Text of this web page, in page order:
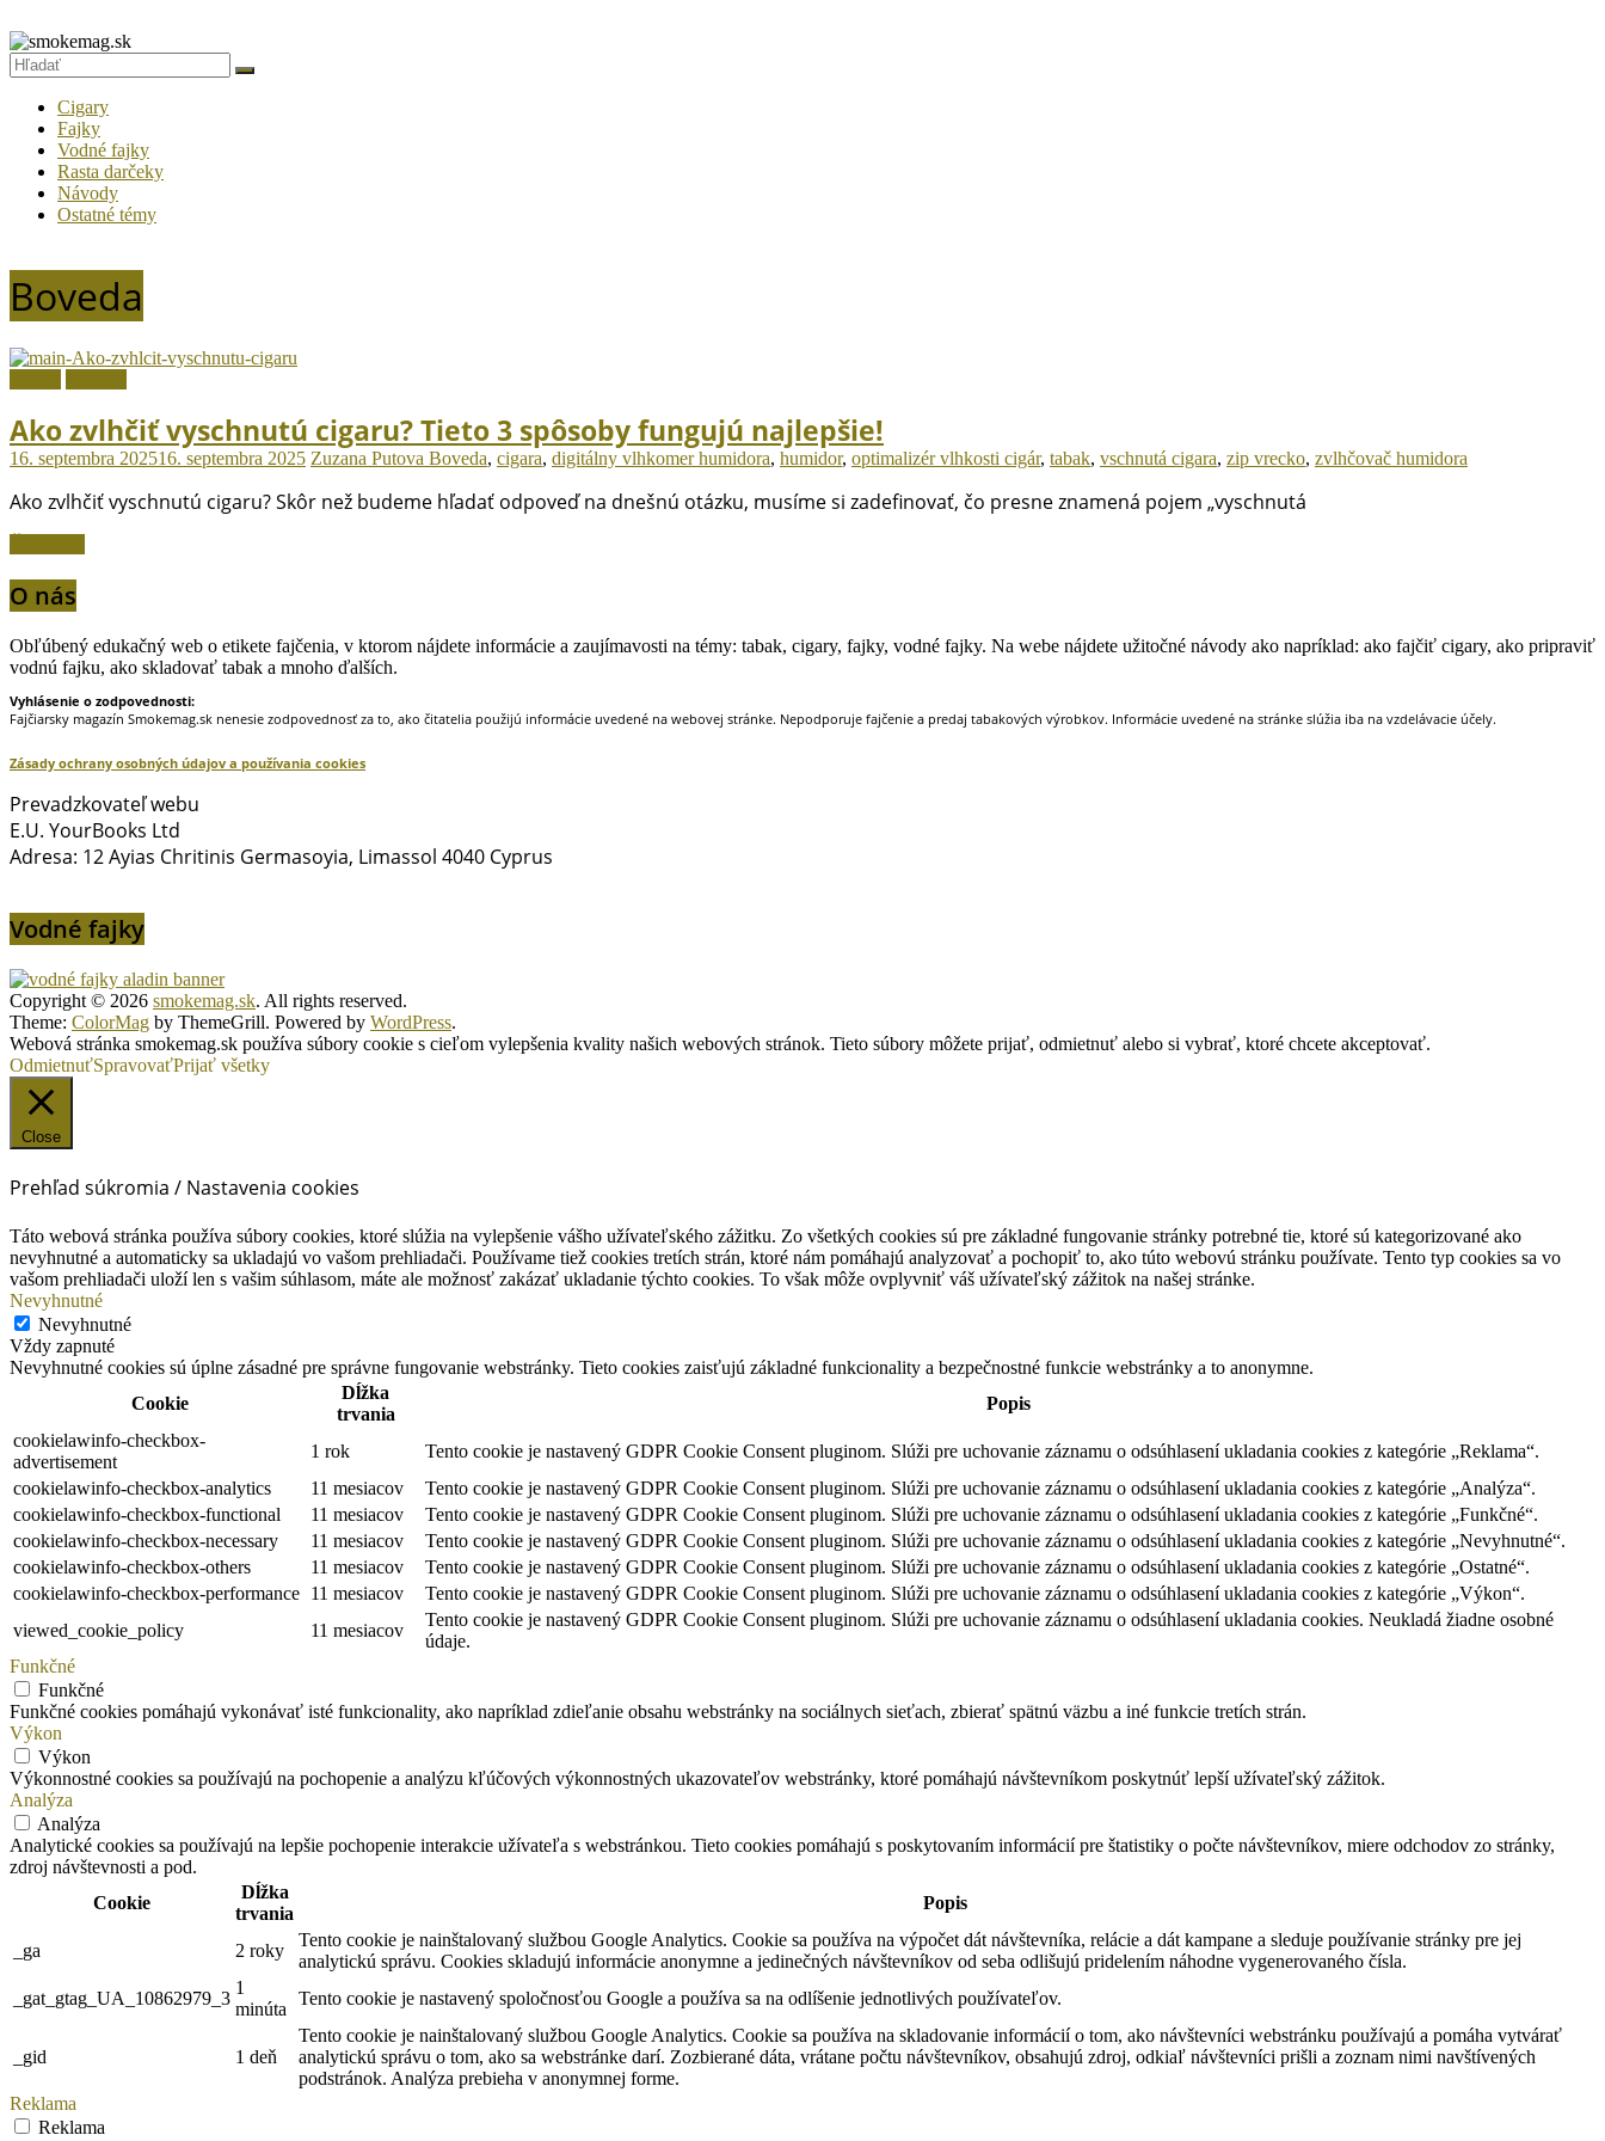
na
obsah
smokemag.sk
Fajčiarsky
magazín
pre
gurmánov
tabaku
Cigary
Fajky
Vodné fajky
Rasta darčeky
Návody
Ostatné témy
Boveda
Ako zvlhčiť vyschnutú cigaru? Tieto 3 spôsoby fungujú najlepšie!
16. septembra 202516. septembra 2025 Zuzana Putova Boveda, cigara, digitálny vlhkomer humidora, humidor, optimalizér vlhkosti cigár, tabak, vschnutá cigara, zip vrecko, zvlhčovač humidora
Ako zvlhčiť vyschnutú cigaru? Skôr než budeme hľadať odpoveď na dnešnú otázku, musíme si zadefinovať, čo presne znamená pojem „vyschnutá
O nás
Obľúbený edukačný web o etikete fajčenia, v ktorom nájdete informácie a zaujímavosti na témy: tabak, cigary, fajky, vodné fajky. Na webe nájdete užitočné návody ako napríklad: ako fajčiť cigary, ako pripraviť
vodnú fajku, ako skladovať tabak a mnoho ďalších.
Vyhlásenie o zodpovednosti:
Fajčiarsky magazín Smokemag.sk nenesie zodpovednosť za to, ako čitatelia použijú informácie uvedené na webovej stránke. Nepodporuje fajčenie a predaj tabakových výrobkov. Informácie uvedené na stránke slúžia iba na vzdelávacie účely.
Zásady ochrany osobných údajov a používania cookies
Prevadzkovateľ webu
E.U. YourBooks Ltd
Adresa: 12 Ayias Chritinis Germasoyia, Limassol 4040 Cyprus
Vodné fajky
Copyright © 2026 smokemag.sk. All rights reserved.
Theme: ColorMag by ThemeGrill. Powered by WordPress.
Webová stránka smokemag.sk používa súbory cookie s cieľom vylepšenia kvality našich webových stránok. Tieto súbory môžete prijať, odmietnuť alebo si vybrať, ktoré chcete akceptovať.
OdmietnuťSpravovaťPrijať všetky
Close
Prehľad súkromia / Nastavenia cookies
Táto webová stránka používa súbory cookies, ktoré slúžia na vylepšenie vášho užívateľského zážitku. Zo všetkých cookies sú pre základné fungovanie stránky potrebné tie, ktoré sú kategorizované ako
nevyhnutné a automaticky sa ukladajú vo vašom prehliadači. Používame tiež cookies tretích strán, ktoré nám pomáhajú analyzovať a pochopiť to, ako túto webovú stránku používate. Tento typ cookies sa vo
vašom prehliadači uloží len s vašim súhlasom, máte ale možnosť zakázať ukladanie týchto cookies. To však môže ovplyvniť váš užívateľský zážitok na našej stránke.
Nevyhnutné
Nevyhnutné
Vždy zapnuté
Nevyhnutné cookies sú úplne zásadné pre správne fungovanie webstránky. Tieto cookies zaisťujú základné funkcionality a bezpečnostné funkcie webstránky a to anonymne.
Cookie
Dĺžka
trvania
Popis
cookielawinfo-checkbox-
advertisement
1 rok
Tento cookie je nastavený GDPR Cookie Consent pluginom. Slúži pre uchovanie záznamu o odsúhlasení ukladania cookies z kategórie „Reklama“.
cookielawinfo-checkbox-analytics
11 mesiacov
Tento cookie je nastavený GDPR Cookie Consent pluginom. Slúži pre uchovanie záznamu o odsúhlasení ukladania cookies z kategórie „Analýza“.
cookielawinfo-checkbox-functional
11 mesiacov
Tento cookie je nastavený GDPR Cookie Consent pluginom. Slúži pre uchovanie záznamu o odsúhlasení ukladania cookies z kategórie „Funkčné“.
cookielawinfo-checkbox-necessary
11 mesiacov
Tento cookie je nastavený GDPR Cookie Consent pluginom. Slúži pre uchovanie záznamu o odsúhlasení ukladania cookies z kategórie „Nevyhnutné“.
cookielawinfo-checkbox-others
11 mesiacov
Tento cookie je nastavený GDPR Cookie Consent pluginom. Slúži pre uchovanie záznamu o odsúhlasení ukladania cookies z kategórie „Ostatné“.
cookielawinfo-checkbox-performance 11 mesiacov
Tento cookie je nastavený GDPR Cookie Consent pluginom. Slúži pre uchovanie záznamu o odsúhlasení ukladania cookies z kategórie „Výkon“.
viewed_cookie_policy
11 mesiacov
Tento cookie je nastavený GDPR Cookie Consent pluginom. Slúži pre uchovanie záznamu o odsúhlasení ukladania cookies. Neukladá žiadne osobné
údaje.
Funkčné
Funkčné
Funkčné cookies pomáhajú vykonávať isté funkcionality, ako napríklad zdieľanie obsahu webstránky na sociálnych sieťach, zbierať spätnú väzbu a iné funkcie tretích strán.
Výkon
Výkon
Výkonnostné cookies sa používajú na pochopenie a analýzu kľúčových výkonnostných ukazovateľov webstránky, ktoré pomáhajú návštevníkom poskytnúť lepší užívateľský zážitok.
Analýza
Analýza
Analytické cookies sa používajú na lepšie pochopenie interakcie užívateľa s webstránkou. Tieto cookies pomáhajú s poskytovaním informácií pre štatistiky o počte návštevníkov, miere odchodov zo stránky,
zdroj návštevnosti a pod.
Cookie
Dĺžka
trvania
Popis
_ga 2 roky
Tento cookie je nainštalovaný službou Google Analytics. Cookie sa používa na výpočet dát návštevníka, relácie a dát kampane a sleduje používanie stránky pre jej
analytickú správu. Cookies skladujú informácie anonymne a jedinečných návštevníkov od seba odlišujú pridelením náhodne vygenerovaného čísla.
_gat_gtag_UA_10862979_3
1
minúta
Tento cookie je nastavený spoločnosťou Google a používa sa na odlíšenie jednotlivých používateľov.
_gid 1 deň
Tento cookie je nainštalovaný službou Google Analytics. Cookie sa používa na skladovanie informácií o tom, ako návštevníci webstránku používajú a pomáha vytvárať
analytickú správu o tom, ako sa webstránke darí. Zozbierané dáta, vrátane počtu návštevníkov, obsahujú zdroj, odkiaľ návštevníci prišli a zoznam nimi navštívených
podstránok. Analýza prebieha v anonymnej forme.
Reklama
Reklama